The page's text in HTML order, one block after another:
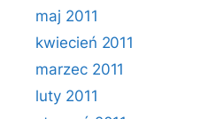
maj 2011
kwiecień 2011
marzec 2011
luty 2011